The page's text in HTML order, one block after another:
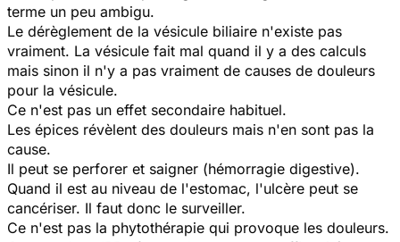
terme un peu ambigu.
Le dérèglement de la vésicule biliaire n'existe pas
vraiment. La vésicule fait mal quand il y a des calculs
mais sinon il n'y a pas vraiment de causes de douleurs
pour la vésicule.
Ce n'est pas un effet secondaire habituel.
Les épices révèlent des douleurs mais n'en sont pas la
cause.
Il peut se perforer et saigner (hémorragie digestive).
Quand il est au niveau de l'estomac, l'ulcère peut se
cancériser. Il faut donc le surveiller.
Ce n'est pas la phytothérapie qui provoque les douleurs.